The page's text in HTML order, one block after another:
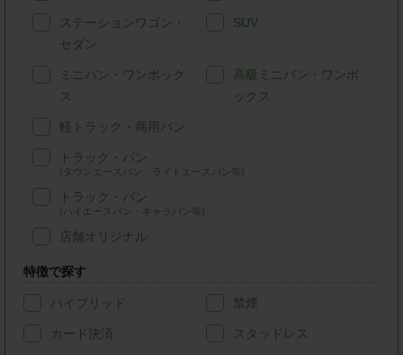
ステーションワゴン・
セダン
SUV
ミニバン・ワンボック
ス
高級ミニバン・ワンボ
ックス
軽トラック・商用バン
トラック・バン
(タウンエースバン、ライトエースバン等)
トラック・バン
(ハイエースバン・キャラバン等)
店舗オリジナル
特徴で探す
ハイブリッド 禁煙
カード決済 スタッドレス